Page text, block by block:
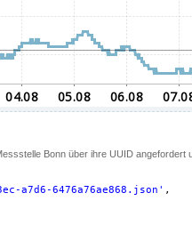
Bonn über ihre UUID angefordert
a7d6-6476a76ae868.json ' ,